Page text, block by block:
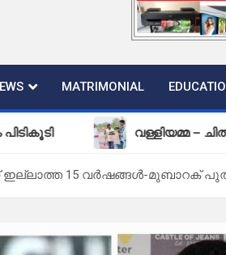
MATRIMONIAL
വള്ളിയമ്മ – ചിത്രീകരണം
15 വർഷങ്ങൾ-മുബാറക്